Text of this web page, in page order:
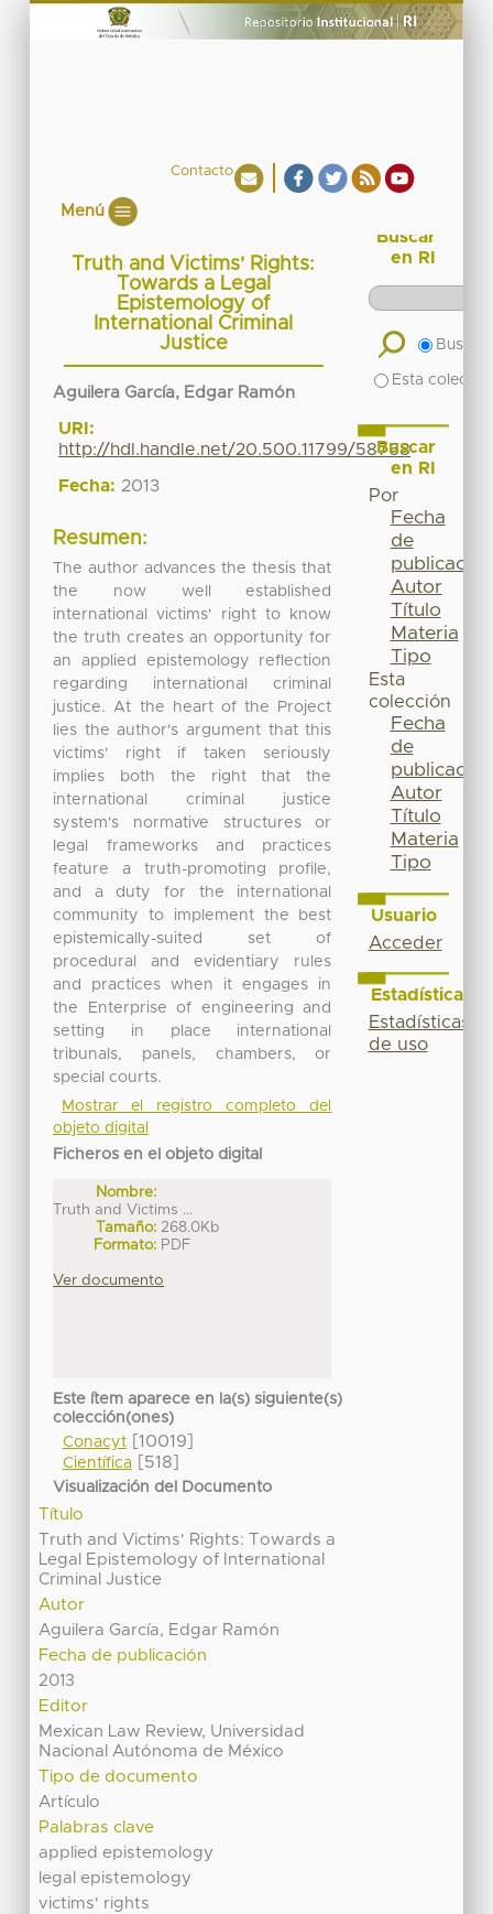
Contacto
Menú
Truth and Victims' Rights:
Towards a Legal
Epistemology of
International Criminal
Justice
Aguilera García, Edgar Ramón
URI:
http://hdl.handle.net/20.500.11799/58768
Fecha: 2013
Resumen:
The author advances the thesis that
the now well established
international victims' right to know
the truth creates an opportunity for
an applied epistemology reflection
regarding international criminal
justice. At the heart of the Project
lies the author's argument that this
victims' right if taken seriously
implies both the right that the
international criminal justice
system's normative structures or
legal frameworks and practices
feature a truth-promoting profile,
and a duty for the international
community to implement the best
epistemically-suited set of
procedural and evidentiary rules
and practices when it engages in
the Enterprise of engineering and
setting in place international
tribunals, panels, chambers, or
special courts.
Mostrar el registro completo del
objeto digital
Ficheros en el objeto digital
Nombre:
Truth and Victims ...
Tamaño: 268.0Kb
Formato: PDF
Ver documento
Este ítem aparece en la(s) siguiente(s)
colección(ones)
Conacyt[10019]
Científica[518]
Visualización del Documento
Título
Truth and Victims' Rights: Towards a
Legal Epistemology of International
Criminal Justice
Autor
Aguilera García, Edgar Ramón
Fecha de publicación
2013
Editor
Mexican Law Review, Universidad
Nacional Autónoma de México
Tipo de documento
Artículo
Palabras clave
applied epistemology
legal epistemology
victims' rights
Buscar
en RI
Buscar
Esta
Buscar
en RI
Por
Fecha
de
publicación
Autor
Título
Materia
Tipo
Esta
colección
Fecha
de
publicación
Autor
Título
Materia
Tipo
Usuario
Acceder
Estadísticas
Estadísticas
de uso